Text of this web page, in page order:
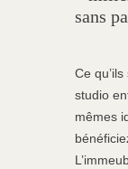
sans
Ce
studio
mêmes